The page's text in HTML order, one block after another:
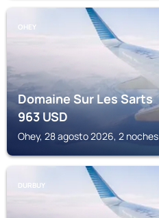
OHEY
Domaine Sur Les Sarts
963USD
Ohey, 28 agosto 2026, 2 noches
DURBUY